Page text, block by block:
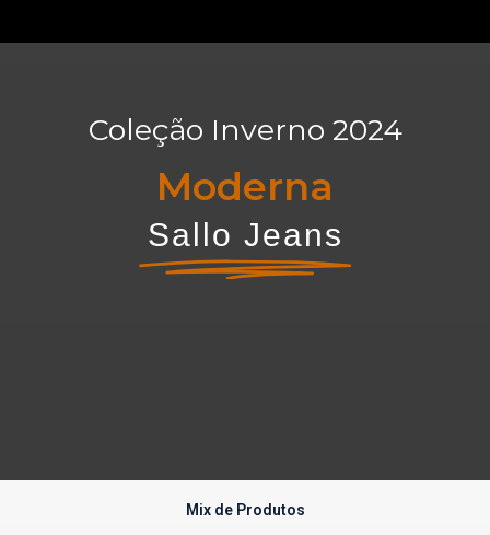
Coleção Inverno 2024
Moderna
Sallo Jeans
Mix de Produtos